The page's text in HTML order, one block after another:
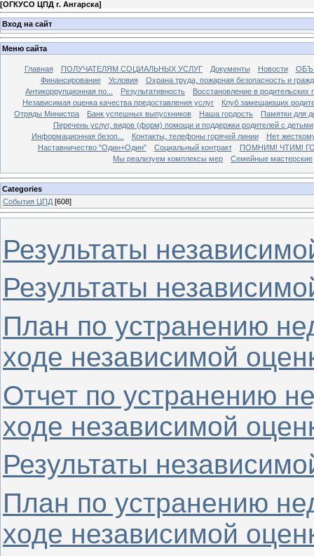
[ОГКУСО ЦПД г. Ангарска]
Вход на сайт
Меню сайта
Главная ПОЛУЧАТЕЛЯМ СОЦИАЛЬНЫХ УСЛУГ Документы Новости
Финансирование
Условия
Охрана труда, пожарная безопасность и
Антикоррупционная по...
Результативность
Восстановление в родительских
Независимая оценка качества предоставления услуг
Клуб замещающих
Отряды Министра
Банк успешных выпускников Наша гордость
Памятки для
Перечень услуг, видов (форм) помощи и поддержки родителей с детьми
Информационная безоп...
Контакты, телефоны горячей линии
Нет
Наставничество "Один+Один"
Социальный контракт
ПОМНИМ! ЧТИМ!
Мы реализуем комплексы мер
Семейные мастерские
Categories
События ЦПД [608]
Результаты
Результаты
План по устранению
ходе независимой
Отчет по устранению
ходе независимой
Результаты
План по устранению
ходе независимой